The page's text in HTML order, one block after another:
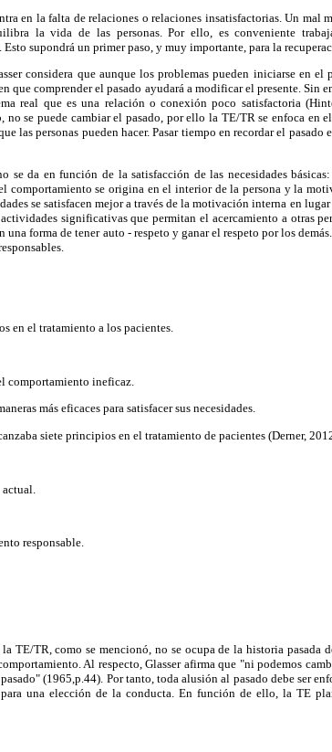
en la falta de relaciones o relaciones insatisfactorias. Un mal
la vida de las personas. Por ello, es conveniente
supondrá un primer paso, y muy importante, para la
considera que aunque los problemas pueden iniciarse en el
que comprender el pasado ayudará a modificar el presente. Sin
real que es una relación o conexión poco satisfactoria
no se puede cambiar el pasado, por ello la TE/TR se enfoca en
las personas pueden hacer. Pasar tiempo en recordar el
se da en función de la satisfacción de las necesidades
comportamiento se origina en el interior de la persona y la
se satisfacen mejor a través de la motivación interna en
significativas que permitan el acercamiento a otras
forma de tener auto - respeto y ganar el respeto por los
en el tratamiento a los pacientes.
comportamiento ineficaz.
más eficaces para satisfacer sus necesidades.
siete principios en el tratamiento de pacientes (Derner,
responsable.
TE/TR, como se mencionó, no se ocupa de la historia pasada
Al respecto, Glasser afirma que "ni podemos
(1965,p.44). Por tanto, toda alusión al pasado debe ser
una elección de la conducta. En función de ello, la TE